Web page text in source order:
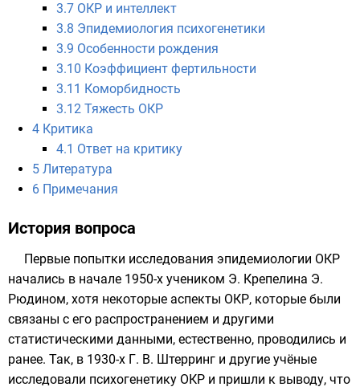
3.7 ОКР и интеллект
3.8 Эпидемиология психогенетики
3.9 Особенности рождения
3.10 Коэффициент фертильности
3.11 Коморбидность
3.12 Тяжесть ОКР
4 Критика
4.1 Ответ на критику
5 Литература
6 Примечания
История вопроса
Первые попытки исследования эпидемиологии ОКР
начались в начале 1950-х учеником Э. Крепелина Э.
Рюдином, хотя некоторые аспекты ОКР, которые были
связаны с его распространением и другими
статистическими данными, естественно, проводились и
ранее. Так, в 1930-х Г. В. Штерринг и другие учёные
исследовали психогенетику ОКР и пришли к выводу, что